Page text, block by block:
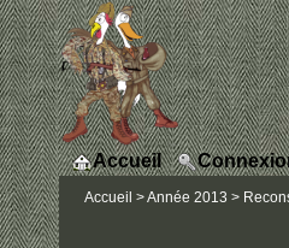
Accueil
Accueil >Année 2013 >